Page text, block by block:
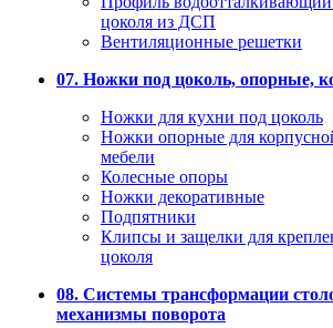
цоколя из ДСП
Вентиляционные решетки
07. Ножки под цоколь, опорные,
Ножки для кухни под цоколь
Ножки опорные для
мебели
Колесные опоры
Ножки декоративные
Подпятники
Клипсы и защелки для
цоколя
08. Системы трансформации
механизмы поворота